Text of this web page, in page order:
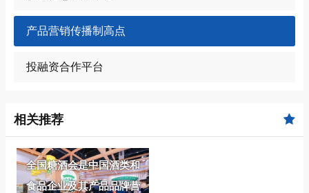
产品营销传播制高点
投融资合作平台
相关推荐
全国糖酒会是中国酒类和
食品企业及其产品品牌营